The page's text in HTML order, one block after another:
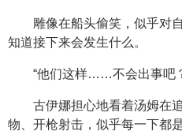
雕像在船头偷笑，似乎对
知道接下来会发生什么。
“他们这样……不会出事吧
古伊娜担心地看着汤姆在
物、开枪射击，似乎每一下都